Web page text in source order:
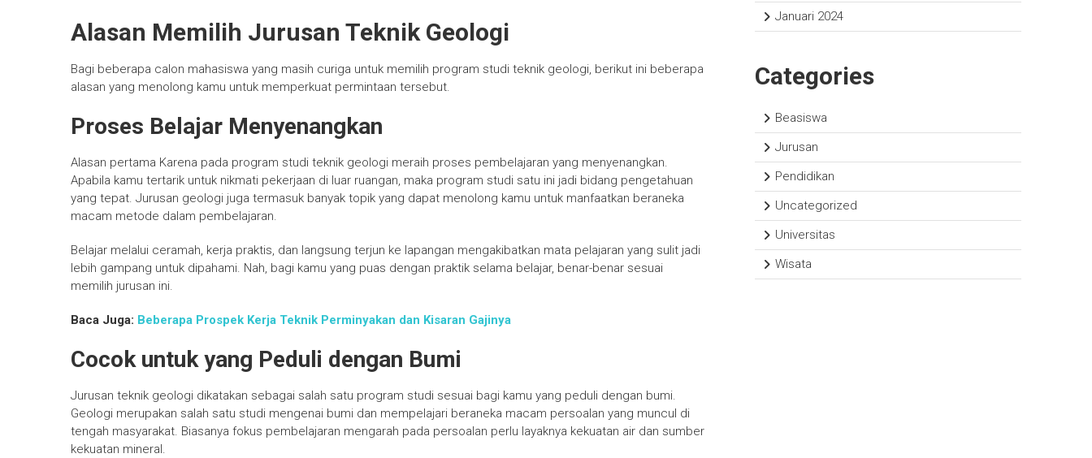
Alasan Memilih Jurusan Teknik Geologi
Bagi beberapa calon mahasiswa yang masih curiga untuk memilih program studi teknik geologi, berikut ini beberapa
alasan yang menolong kamu untuk memperkuat permintaan tersebut.
Proses Belajar Menyenangkan
Alasan pertama Karena pada program studi teknik geologi meraih proses pembelajaran yang menyenangkan.
Apabila kamu tertarik untuk nikmati pekerjaan di luar ruangan, maka program studi satu ini jadi bidang pengetahuan
yang tepat. Jurusan geologi juga termasuk banyak topik yang dapat menolong kamu untuk manfaatkan beraneka
macam metode dalam pembelajaran.
Belajar melalui ceramah, kerja praktis, dan langsung terjun ke lapangan mengakibatkan mata pelajaran yang sulit jadi
lebih gampang untuk dipahami. Nah, bagi kamu yang puas dengan praktik selama belajar, benar-benar sesuai
memilih jurusan ini.
Baca Juga: Beberapa Prospek Kerja Teknik Perminyakan dan Kisaran Gajinya
Cocok untuk yang Peduli dengan Bumi
Jurusan teknik geologi dikatakan sebagai salah satu program studi sesuai bagi kamu yang peduli dengan bumi.
Geologi merupakan salah satu studi mengenai bumi dan mempelajari beraneka macam persoalan yang muncul di
tengah masyarakat. Biasanya fokus pembelajaran mengarah pada persoalan perlu layaknya kekuatan air dan sumber
kekuatan mineral.
Januari 2024
Categories
Beasiswa
Jurusan
Pendidikan
Uncategorized
Universitas
Wisata